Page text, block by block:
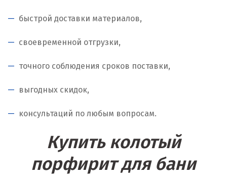
быстрой доставки материалов,
своевременной отгрузки,
точного соблюдения сроков поставки,
выгодных скидок,
консультаций по любым вопросам.
Купить колотый
порфирит для бани